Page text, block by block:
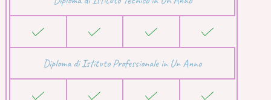
Diploma di Istituto Professionale in Un Anno